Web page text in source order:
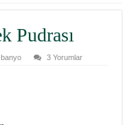
Pudrası
,banyo 3 Yorumlar